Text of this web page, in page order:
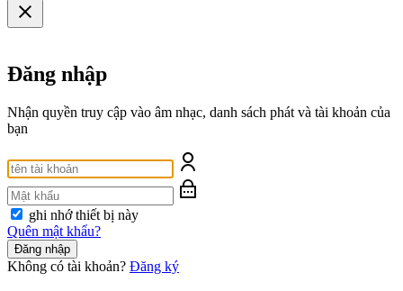
Đăng nhập
Nhận quyền truy cập vào âm nhạc, danh sách phát và tài khoản của
bạn
ghi nhớ thiết bị này
Quên mật khẩu?
Đăng nhập
Không có tài khoản? Đăng ký